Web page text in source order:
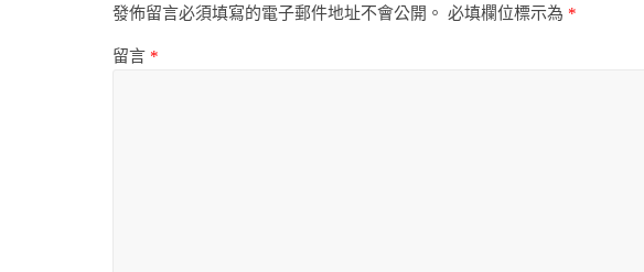
發佈留言必須填寫的電子郵件地址不會公開。 必填欄位標示為 *
留言 *